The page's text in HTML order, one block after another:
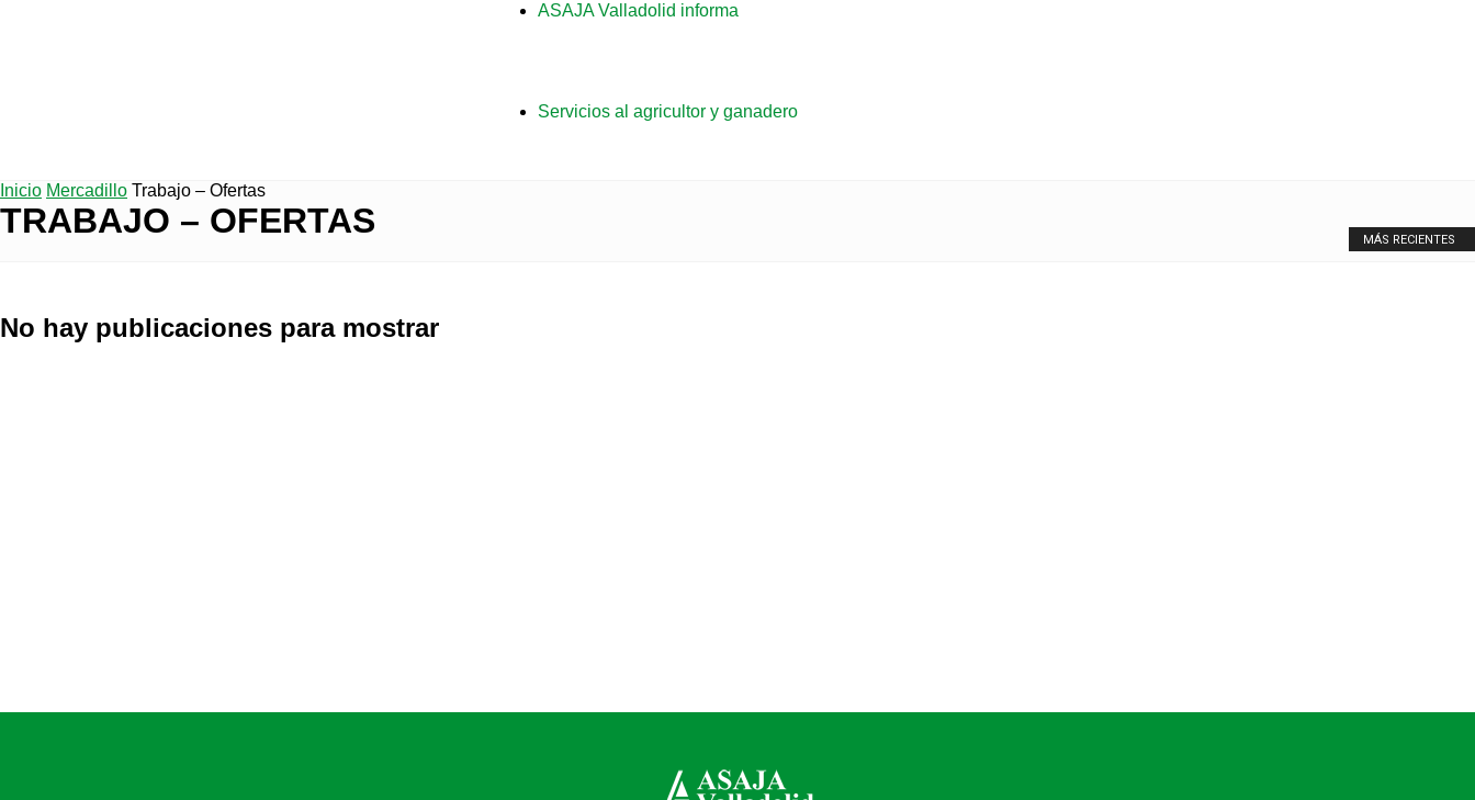
ASAJA Valladolid informa
Servicios al agricultor y ganadero
Inicio Mercadillo Trabajo – Ofertas
TRABAJO – OFERTAS MÁS RECIENTES
No hay publicaciones para mostrar